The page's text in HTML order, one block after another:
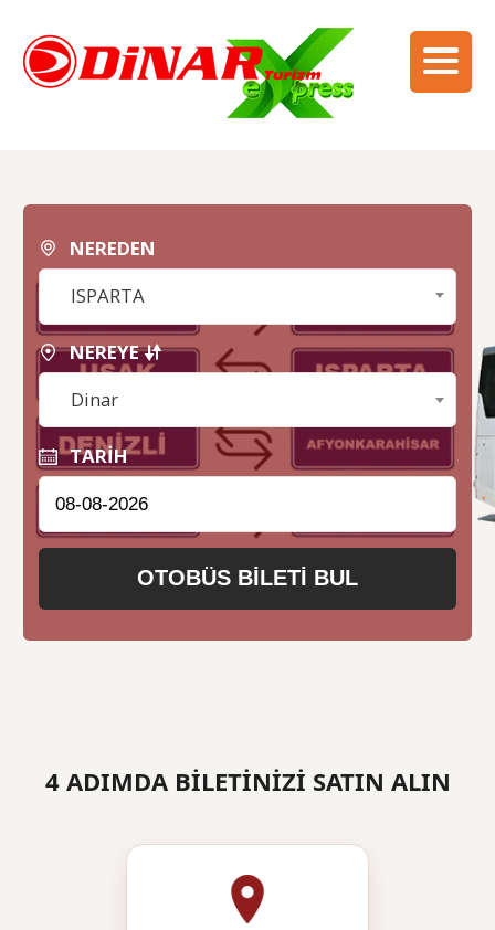
NEREDEN
ISPARTA
NEREYE
Dinar
TARİH
OTOBÜS BİLETİ BUL
4 ADIMDA BİLETİNİZİ SATIN ALIN